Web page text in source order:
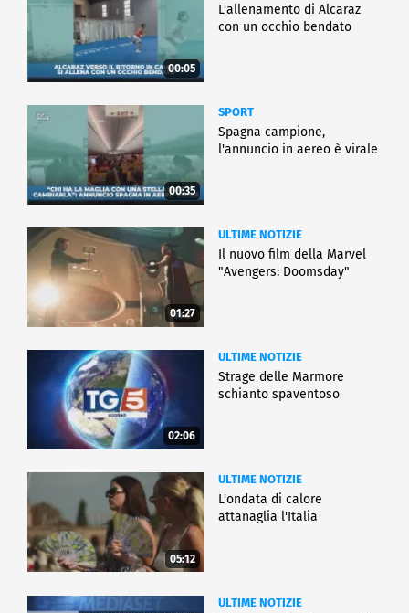
00:05
L'allenamento di Alcaraz
con un occhio bendato
00:35
SPORT
Spagna campione,
l'annuncio in aereo è virale
01:27
ULTIME NOTIZIE
Il nuovo film della Marvel
"Avengers: Doomsday"
02:06
ULTIME NOTIZIE
Strage delle Marmore
schianto spaventoso
05:12
ULTIME NOTIZIE
L'ondata di calore
attanaglia l'Italia
ULTIME NOTIZIE